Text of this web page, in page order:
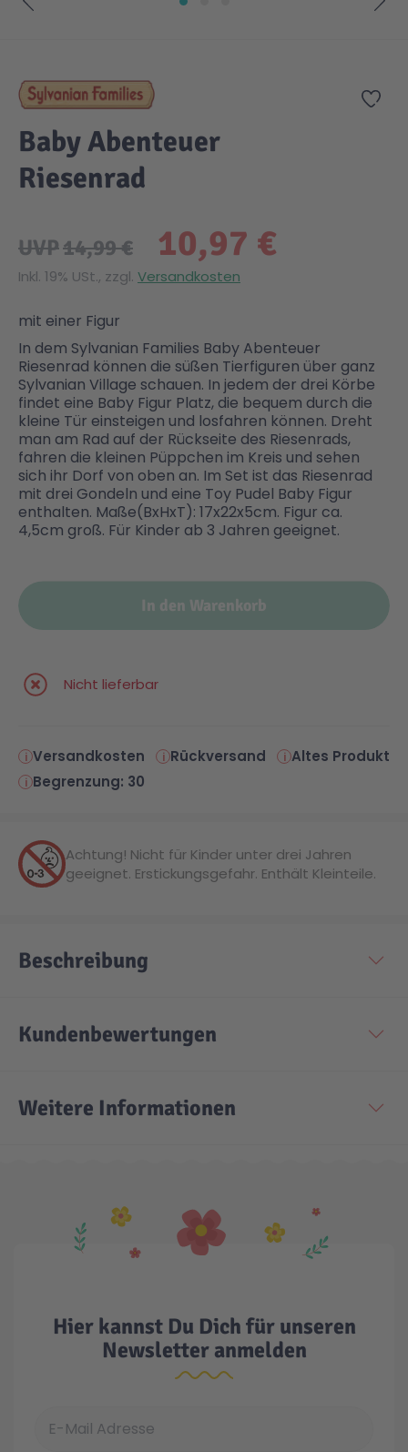
Sicherheit
Krimi / Thriller
Liebesromane
Zeit & Reise
Kuscheltiere
Puppen & Puppenzubehör
Holzspielwaren
Elektronische Spielwaren
Kreativ
Malen & Zeichnen
DC Comics™ Super Heroes
Disney
Friends
Jurassic World™
Harry Potter™
Marvel™ Super Heroes
Minecraft™
NINJAGO®
Speed Champions
Star Wars™
Technic
LEGO® Blumen
Country
Fairies
Figures
Heroes
Knights
NOVELMORE
VW
Wiltopia
Aktion
Spiel-Ei
Zur
Baby Abenteuer
Riesenrad
10,97 €
UVP14,99 €
Inkl. 19% USt., zzgl. Versandkosten
mit einer Figur
In dem Sylvanian Families Baby Abenteuer
Riesenrad können die süßen Tierfiguren über ganz
Sylvanian Village schauen. In jedem der drei Körbe
findet eine Baby Figur Platz, die bequem durch die
kleine Tür einsteigen und losfahren können. Dreht
man am Rad auf der Rückseite des Riesenrads,
fahren die kleinen Püppchen im Kreis und sehen
sich ihr Dorf von oben an. Im Set ist das Riesenrad
mit drei Gondeln und eine Toy Pudel Baby Figur
enthalten. Maße(BxHxT): 17x22x5cm. Figur ca.
4,5cm groß. Für Kinder ab 3 Jahren geeignet.
In den Warenkorb
Nicht lieferbar
Versandkosten Rückversand
Altes Produkt
Begrenzung: 30
Achtung! Nicht für Kinder unter drei Jahren
geeignet. Erstickungsgefahr. Enthält Kleinteile.
Beschreibung
Kundenbewertungen
Weitere Informationen
Hier kannst Du Dich für unseren
Newsletter anmelden